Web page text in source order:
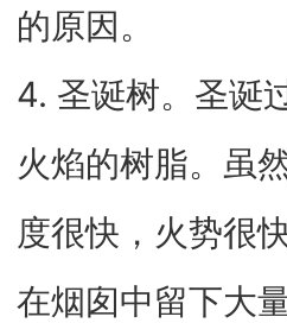
的原因。
4. 圣诞树。圣诞
火焰的树脂。虽
度很快，火势很
在烟囱中留下大